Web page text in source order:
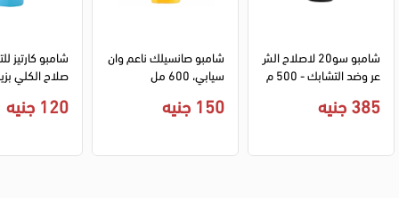
شامبو سو20 لاصلاح الش
عر وضد التشابك - 500 م
385 جنيه
شامبو صانسيلك ناعم وان
سيابي، 600 مل
150 جنيه
شامبو كارتيز
120 جنيه